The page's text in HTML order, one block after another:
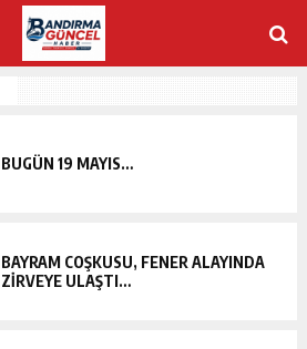
BUGÜN 19 MAYIS…
BAYRAM COŞKUSU, FENER ALAYINDA
ZİRVEYE ULAŞTI…